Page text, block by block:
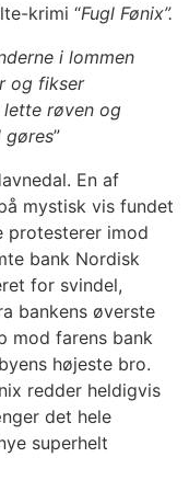
krimi “Fugl Fønix”.
i lommen
og fikser
lette røven og
gøres”
En af
mystisk vis fundet
protesterer imod
bank Nordisk
for svindel,
bankens øverste
mod farens bank
højeste bro.
redder heldigvis
det hele
superhelt